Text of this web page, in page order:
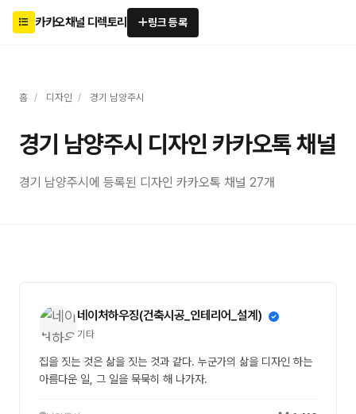
카카오채널 디렉토리 링크 등록
홈 / 디자인 / 경기 남양주시
경기 남양주시 디자인 카카오톡 채널
경기 남양주시에 등록된 디자인 카카오톡 채널 27개
네이처하우징(건축시공_인테리어_설계)
기타
집을 짓는 것은 삶을 짓는 것과 같다. 누군가의 삶을 디자인 하는
아름다운 일, 그 일을 묵묵히 해 나가자.